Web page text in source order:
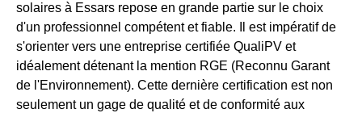
solaires à Essars repose en grande partie sur le choix
d'un professionnel compétent et fiable. Il est impératif de
s'orienter vers une entreprise certifiée QualiPV et
idéalement détenant la mention RGE (Reconnu Garant
de l'Environnement). Cette dernière certification est non
seulement un gage de qualité et de conformité aux